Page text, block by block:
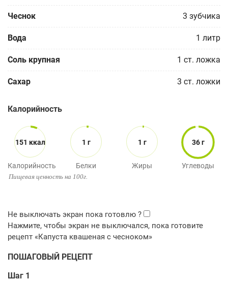
Чеснок 3 зубчика
Вода 1 литр
Соль крупная 1 ст. ложка
Сахар 3 ст. ложки
Калорийность
151 ккал
Калорийность
1 г
Белки
1 г
Жиры
36 г
Углеводы
Пищевая ценность на 100г.
ПОШАГОВЫЙ РЕЦЕПТ
Шаг 1